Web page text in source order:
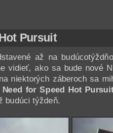
Pursuit
až na
vidieť, ako sa bude nové
niektorých záberoch sa
Need for Speed Hot
budúci týždeň.